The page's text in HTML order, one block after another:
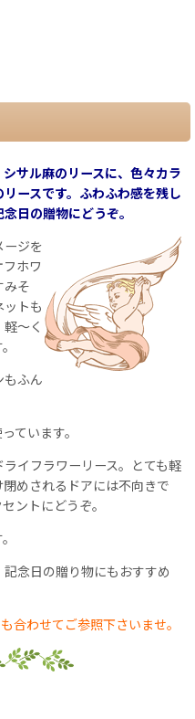
サル麻のリースに、色々カラ
ースです。ふわふわ感を残し
日の贈物にどうぞ。
ージを
ホワ
みそ
トも
〜く
もふん
ています。
イフラワーリース。とても軽
めされるドアには不向きで
ントにどうぞ。
念日の贈り物にもおすすめ
合わせてご参照下さいませ。